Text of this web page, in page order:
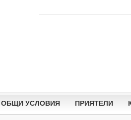
ОБЩИ УСЛОВИЯ ПРИЯТЕЛИ